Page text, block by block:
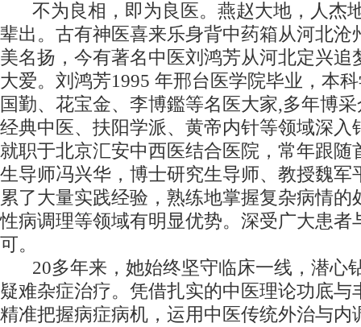
不为良相，即为良医。燕赵大地，人杰
辈出。古有神医喜来乐身背中药箱从河北沧
美名扬，今有著名中医刘鸿芳从河北定兴追
大爱。刘鸿芳1995 年邢台医学院毕业，本
国勤、花宝金、李博鑑等名医大家,多年博
经典中医、扶阳学派、黄帝内针等领域深入
就职于北京汇安中西医结合医院，常年跟随
生导师冯兴华，博士研究生导师、教授魏军
累了大量实践经验，熟练地掌握复杂病情的
性病调理等领域有明显优势。深受广大患者
可。
20多年来，她始终坚守临床一线，潜心
疑难杂症治疗。凭借扎实的中医理论功底与
精准把握病症病机，运用中医传统外治与内